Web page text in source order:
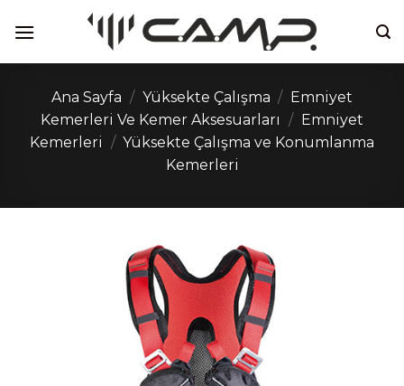
atla
Ana Sayfa / Yüksekte Çalışma / Emniyet
Kemerleri Ve Kemer Aksesuarları / Emniyet
Kemerleri / Yüksekte Çalışma ve Konumlanma
Kemerleri